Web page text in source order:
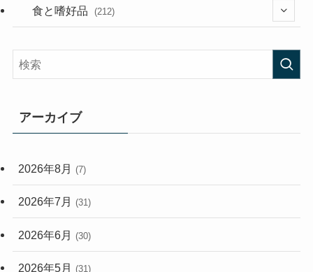
(282)
(33)
(248)
(56)
食と嗜好品 (212)
アーカイブ
2026年8月 (7)
2026年7月 (31)
2026年6月 (30)
2026年5月 (31)